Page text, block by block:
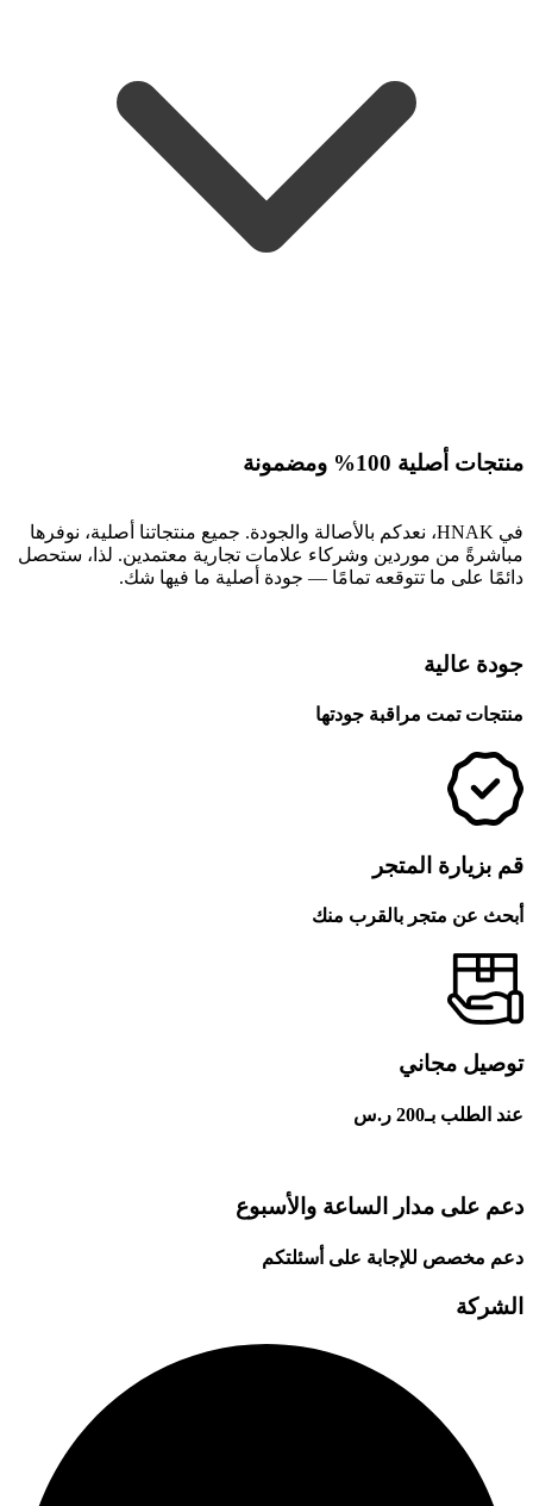
منتجات أصلية 100% ومضمونة
في HNAK، نعدكم بالأصالة والجودة. جميع منتجاتنا أصلية، نوفرها
مباشرةً من موردين وشركاء علامات تجارية معتمدين. لذا، ستحصل
دائمًا على ما تتوقعه تمامًا — جودة أصلية ما فيها شك.
جودة عالية
منتجات تمت مراقبة جودتها
قم بزيارة المتجر
أبحث عن متجر بالقرب منك
توصيل مجاني
عند الطلب بـ200 ر.س
دعم على مدار الساعة والأسبوع
دعم مخصص للإجابة على أسئلتكم
الشركة